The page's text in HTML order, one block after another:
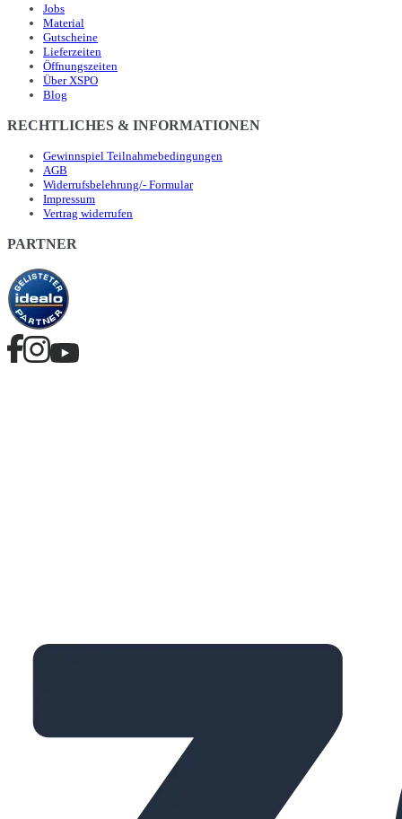
Jobs
Material
Gutscheine
Lieferzeiten
Öffnungszeiten
Über XSPO
Blog
RECHTLICHES & INFORMATIONEN
Gewinnspiel Teilnahmebedingungen
AGB
Widerrufsbelehrung/- Formular
Impressum
Vertrag widerrufen
PARTNER